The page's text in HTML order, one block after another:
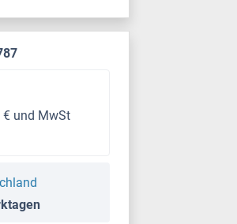
€ und MwSt